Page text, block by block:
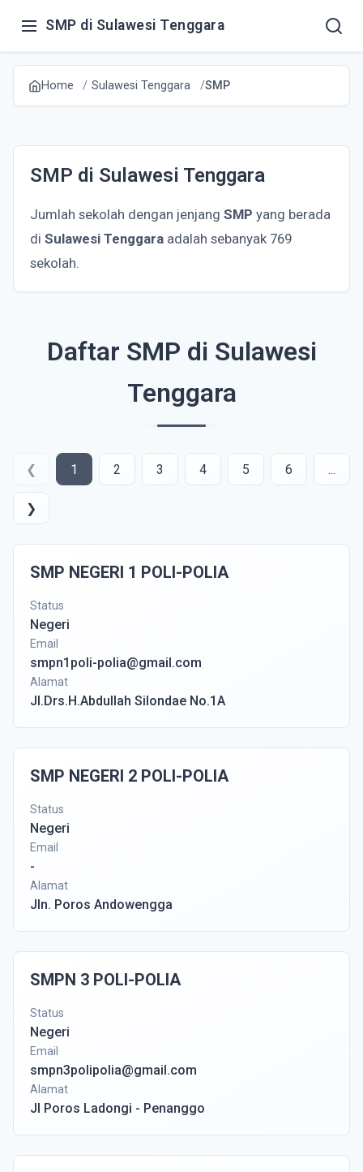
SMP di Sulawesi Tenggara
Home Sulawesi Tenggara SMP
SMP di Sulawesi Tenggara
Jumlah sekolah dengan jenjang SMP yang berada
di Sulawesi Tenggara adalah sebanyak 769
sekolah.
Daftar SMP di Sulawesi
Tenggara
❮ 1 2 3 4 5 6 ...
❯
SMP NEGERI 1 POLI-POLIA
Status
Negeri
Email
smpn1poli-polia@gmail.com
Alamat
Jl.Drs.H.Abdullah Silondae No.1A
SMP NEGERI 2 POLI-POLIA
Status
Negeri
Email
-
Alamat
Jln. Poros Andowengga
SMPN 3 POLI-POLIA
Status
Negeri
Email
smpn3polipolia@gmail.com
Alamat
Jl Poros Ladongi - Penanggo